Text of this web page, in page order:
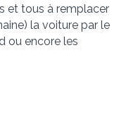
et tous à remplacer
la voiture par le
ou encore les